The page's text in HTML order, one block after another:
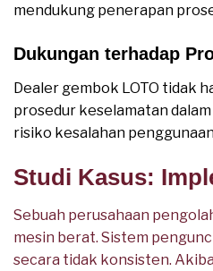
mendukung penerapan
Dukungan terhadap
Dealer gembok LOTO tidak
prosedur keselamatan
risiko kesalahan
Studi Kasus:
Sebuah perusahaan
mesin berat. Sistem
secara tidak konsisten.